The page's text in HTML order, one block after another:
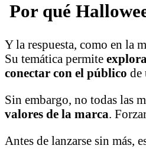
Por qué
Y la respuesta, como en la
Su temática permite
conectar con el público de
Sin embargo, no todas las
valores de la marca.
Antes de lanzarse sin más,